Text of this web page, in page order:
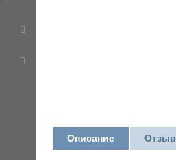
Описание